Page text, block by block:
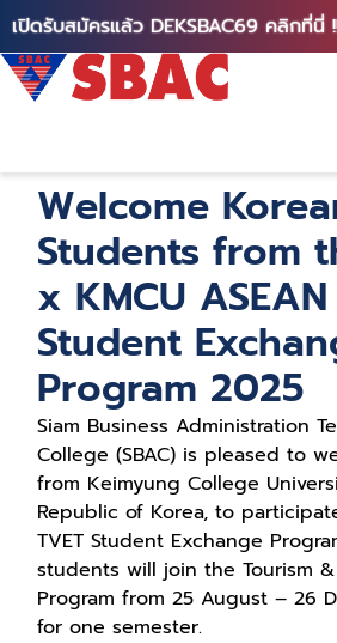
เปิดรับสมัครแล้ว DEKSBAC69 คลิกที่นี่
Welcome
Students from
x KMCU
Student
Program 2025
Siam Business Administration
College (SBAC) is pleased to
from Keimyung College
Republic of Korea, to
TVET Student Exchange
students will join the Tourism
Program from 25 August – 26
for one semester.